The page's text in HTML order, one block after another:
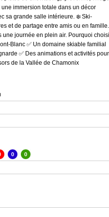
immersion totale dans un décor
sa grande salle intérieure. ❄️ Ski-
et de partage entre amis ou en famille.
journée en plein air. Pourquoi
Blanc ✅ Un domaine skiable familial
✅ Des animations et activités pour
de la Vallée de Chamonix
0 0